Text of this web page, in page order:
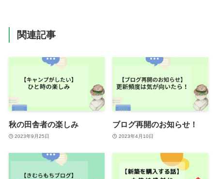
関連記事
秋の田舎者の楽しみ
2023年9月25日
ブログ再開のお知らせ！
2023年4月10日